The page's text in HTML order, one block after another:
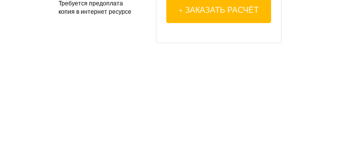
Требуется предоплата
копия в интернет ресурсе
ЗАКАЗАТЬ РАСЧЁТ